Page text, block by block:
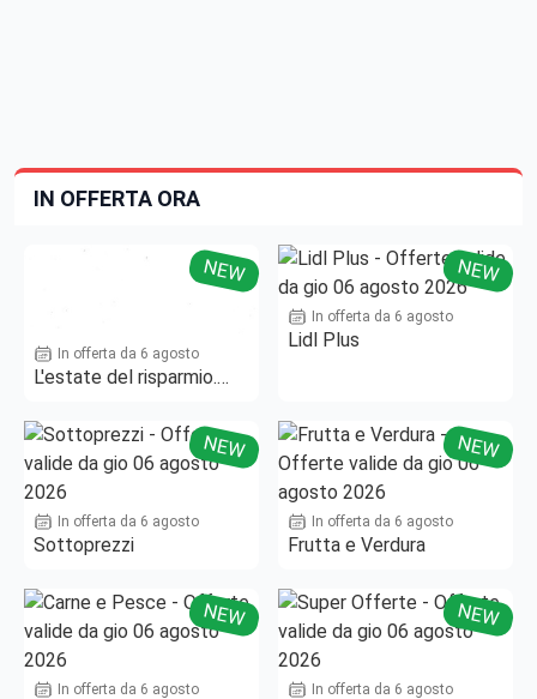
IN OFFERTA ORA
NEW
In offerta da 6 agosto
L'estate del risparmio.
NEW
In offerta da 6 agosto
Lidl Plus
NEW
In offerta da 6 agosto
Sottoprezzi
NEW
In offerta da 6 agosto
Frutta e Verdura
NEW
In offerta da 6 agosto
NEW
In offerta da 6 agosto